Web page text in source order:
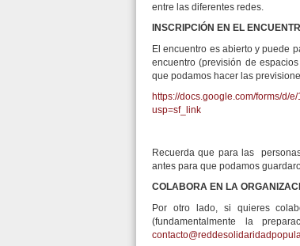
entre las diferentes redes.
INSCRIPCIÓN EN EL
El encuentro es abierto y puede
encuentro (previsión de
que podamos hacer las
https://docs.google.com/forms/d/
usp=sf_link
Recuerda que para las
antes para que podamos
COLABORA EN LA
Por otro lado, si quieres
(fundamentalmente la